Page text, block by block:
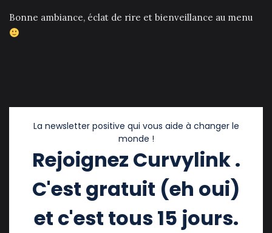
Bonne ambiance, éclat de rire et bienveillance au menu
La newsletter positive qui vous aide à changer le
monde !
Rejoignez Curvylink .
C'est gratuit (eh oui)
et c'est tous 15 jours.